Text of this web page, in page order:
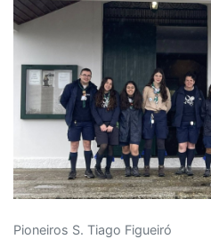
Pioneiros S. Tiago Figueiró